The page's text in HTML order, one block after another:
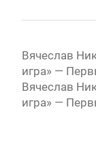
Вячеслав
игра» —
Вячеслав
игра» —